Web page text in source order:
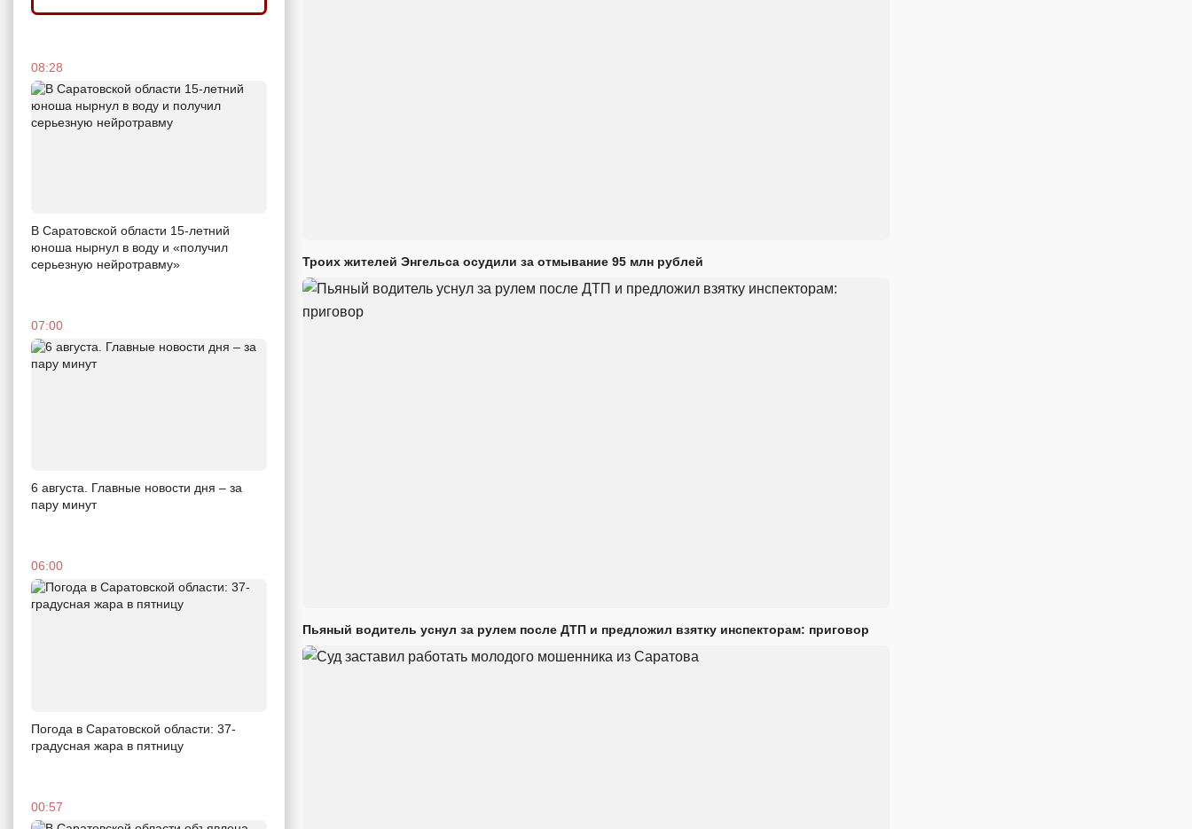
08:28
В Саратовской области 15-летний
юноша нырнул в воду и «получил
серьезную нейротравму»
07:00
6 августа. Главные новости дня – за
пару минут
06:00
Погода в Саратовской области: 37-
градусная жара в пятницу
00:57
Троих жителей Энгельса осудили за отмывание 95 млн рублей
Пьяный водитель уснул за рулем после ДТП и предложил взятку инспекторам: приговор